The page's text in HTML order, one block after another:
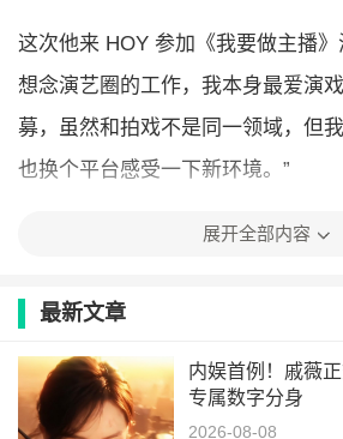
这次他来 HOY 参加《我要做主播》
想念演艺圈的工作，我本身最爱演
募，虽然和拍戏不是同一领域，但
也换个平台感受一下新环境。”
展开全部内容
最新文章
内娱首例！戚薇
专属数字分身
2026-08-08